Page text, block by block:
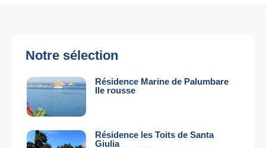
Notre sélection
Résidence Marine de Palumbare
Ile rousse
Résidence les Toits de Santa
Giulia